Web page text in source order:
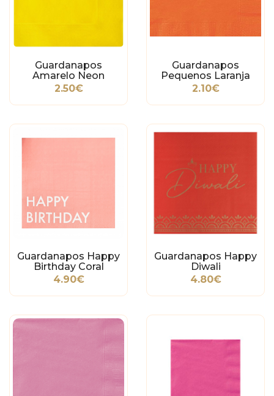
Guardanapos
Amarelo Neon
2.50€
Guardanapos
Pequenos Laranja
2.10€
Guardanapos Happy
Birthday Coral
4.90€
Guardanapos Happy
Diwali
4.80€